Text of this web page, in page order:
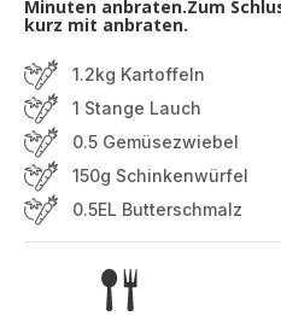
Minuten anbraten.Zum
kurz mit anbraten.
1.2kg Kartoffeln
1 Stange Lauch
0.5 Gemüsezwiebel
150g Schinkenwürfel
0.5EL Butterschmalz